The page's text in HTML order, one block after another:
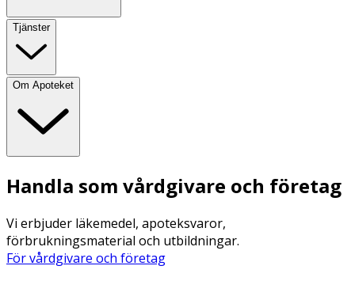
Tjänster
Om Apoteket
Handla som vårdgivare och företag
Vi erbjuder läkemedel, apoteksvaror,
förbrukningsmaterial och utbildningar.
För vårdgivare och företag